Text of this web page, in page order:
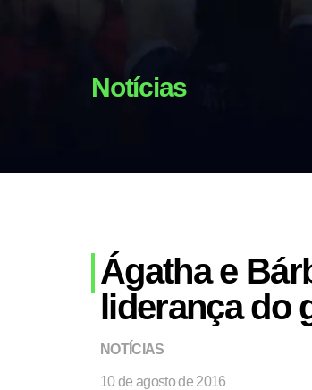
Notícias
Ágatha e
liderança do
NOTÍCIAS
10 de agosto de 2016